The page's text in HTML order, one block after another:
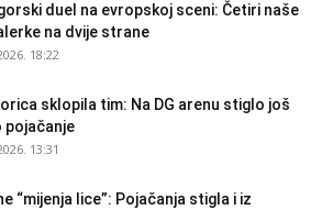
duel na evropskoj sceni: Četiri naše
na dvije strane
18:22
sklopila tim: Na DG arenu stiglo još
pojačanje
13:31
“mijenja lice”: Pojačanja stigla i iz